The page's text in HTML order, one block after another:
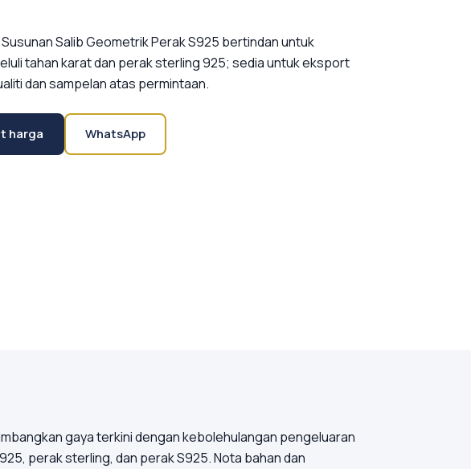
Salib Geometrik Perak S925 bertindan untuk
tahan karat dan perak sterling 925; sedia untuk eksport
dan sampelan atas permintaan.
harga WhatsApp
gaya terkini dengan kebolehulangan pengeluaran
perak sterling, dan perak S925. Nota bahan dan